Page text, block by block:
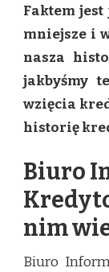
Faktem
mniejsze i
nasza
jakbyśmy
wzięcia
historię
Biuro
nim
Biuro